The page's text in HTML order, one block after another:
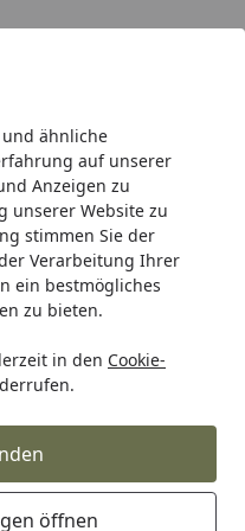
und ähnliche
auf unserer
Anzeigen zu
unserer Website zu
stimmen Sie der
Verarbeitung Ihrer
ein bestmögliches
zu bieten.
in den Cookie-
öffnen
Hotline
& Pool-
bis 468,99€)
UFO Plast Verkleidungssatz
für